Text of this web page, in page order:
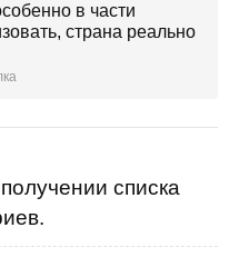
в части
страна реально
списка